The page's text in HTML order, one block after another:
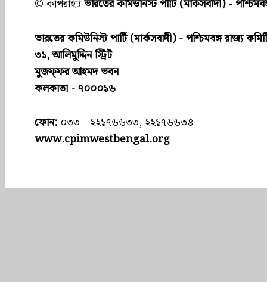
© কপিরাইটভারতের কমিউনিস্ট পার্টি (মার্কসবাদী) -
ভারতের কমিউনিস্ট পার্টি (মার্কসবাদী) - পশ্চিমবঙ্গ রাজ্য
৩১, আলিমুদ্দিন স্ট্রিট
মুজফ্ফ‌র আহমদ ভবন
কলকাতা - ৭০০০১৬
ফোন: ০৩৩ - ২২১৭৬৬৩৩, ২২১৭৬৬৩৪
www.cpimwestbengal.org